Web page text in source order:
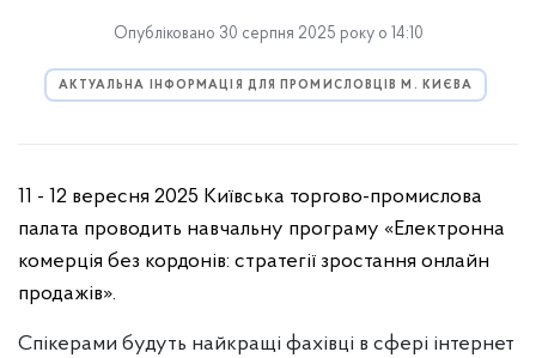
Опубліковано 30 серпня 2025 року о 14:10
АКТУАЛЬНА ІНФОРМАЦІЯ ДЛЯ ПРОМИСЛОВЦІВ М. КИЄВА
11 - 12 вересня 2025 Київська торгово-промислова
палата проводить навчальну програму «Електронна
комерція без кордонів: стратегії зростання онлайн
продажів».
Спікерами будуть найкращі фахівці в сфері інтернет